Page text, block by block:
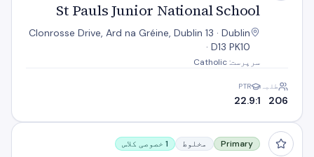
St Pauls Junior National School
Clonrosse Drive, Ard na Gréine, Dublin 13 · Dublin
· D13 PK10
سرپرست: Catholic
طلبہ
206
PTR
22.9:1
St Pauls Sen Ns
Primary مخلوط 1 خصوصی کلاس